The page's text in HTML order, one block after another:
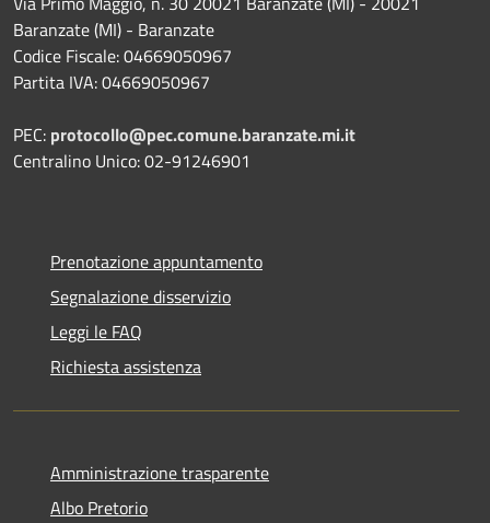
Baranzate (MI) - Baranzate
Codice Fiscale: 04669050967
Partita IVA: 04669050967
PEC: protocollo@pec.comune.baranzate.mi.it
Centralino Unico: 02-91246901
Prenotazione appuntamento
Segnalazione disservizio
Leggi le FAQ
Richiesta assistenza
Amministrazione trasparente
Albo Pretorio